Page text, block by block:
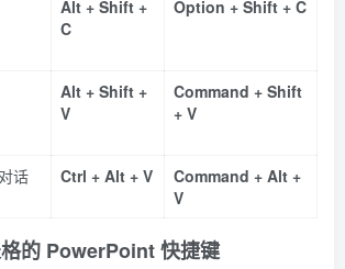
Alt + Shift +
C
Option + Shift + C
Alt + Shift +
V
Command + Shift
+ V
话
Ctrl + Alt + V
Command + Alt +
V
的 PowerPoint 快捷键